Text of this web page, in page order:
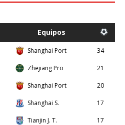
Equipos
Shanghai Port 34
Zhejiang Pro 21
Shanghai Port 20
Shanghai S. 17
Tianjin J. T. 17